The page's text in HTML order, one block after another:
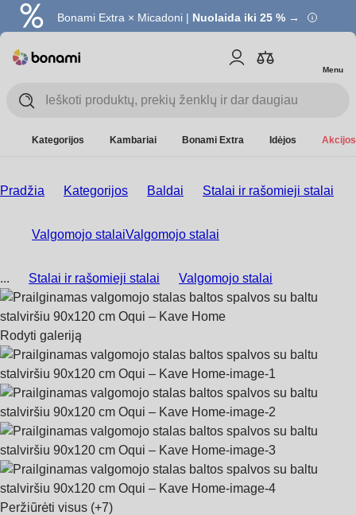
Bonami Extra × Micadoni | Nuolaida iki 25 % →
Menu
Kategorijos Kambariai Bonami Extra Idėjos
Pradžia Kategorijos Baldai Stalai ir rašomieji stalai
Valgomojo stalaiValgomojo stalai
... Stalai ir rašomieji stalai Valgomojo stalai
Rodyti galeriją
Peržiūrėti visus (+7)